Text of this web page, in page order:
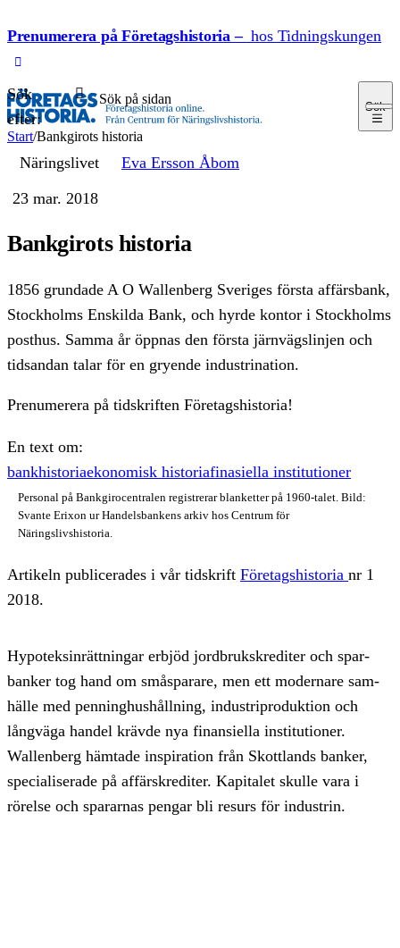
Prenumerera på Företagshistoria – hos Tidningskungen
Sök
efter:
Sök
Start/Bankgirots historia
Näringslivet
Eva Ersson Åbom
23 mar. 2018
Bankgirots historia
1856 grundade A O Wallenberg Sveriges första affärsbank,
Stockholms Enskilda Bank, och hyrde kontor i Stockholms
posthus. Samma år öppnas den första järn­vägs­linjen och
tidsandan talar för en gryende industri­nation.
Prenumerera på tidskriften Företagshistoria!
En text om:
bankhistoriaekonomisk historiafinasiella institutioner
Personal på Bankgirocentralen registrerar blanketter på 1960-talet. Bild:
Svante Erixon ur Handelsbankens arkiv hos Centrum för
Näringslivshistoria.
Artikeln publicerades i vår tidskrift Företagshistoria nr 1
2018.
Hypoteks­inrättningar erbjöd jord­bruks­krediter och spar­
banker tog hand om små­sparare, men ett modernare sam­
hälle med penning­hus­hållning, industri­produktion och
lång­väga handel krävde nya finansiella institutioner.
Wallenberg hämtade inspiration från Skott­lands banker,
specialiserade på affärs­krediter. Kapitalet skulle vara i
rörelse och spararnas pengar bli resurs för industrin.